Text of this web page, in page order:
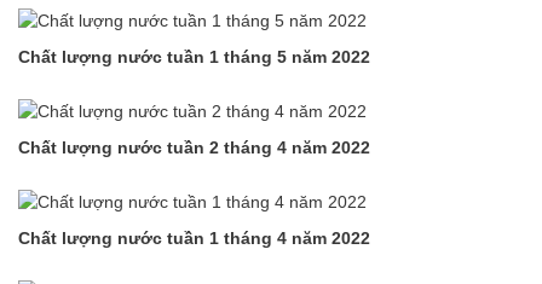
Chất lượng nước tuần 1 tháng 5 năm 2022
Chất lượng nước tuần 2 tháng 4 năm 2022
Chất lượng nước tuần 1 tháng 4 năm 2022